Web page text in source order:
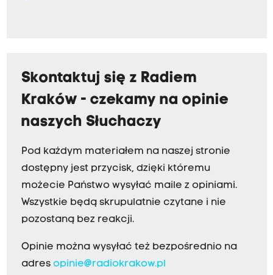
Skontaktuj się z Radiem
Kraków - czekamy na opinie
naszych Słuchaczy
Pod każdym materiałem na naszej stronie
dostępny jest przycisk, dzięki któremu
możecie Państwo wysyłać maile z opiniami.
Wszystkie będą skrupulatnie czytane i nie
pozostaną bez reakcji.
Opinie można wysyłać też bezpośrednio na
adres opinie@radiokrakow.pl